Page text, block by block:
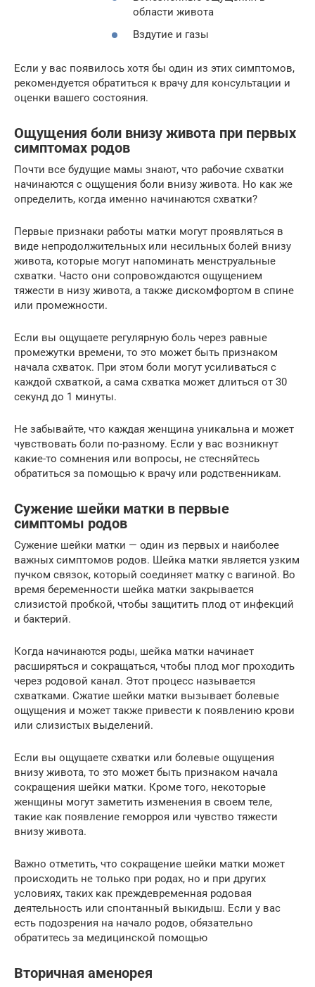
области живота
Вздутие и газы
Если у вас появилось хотя бы один из этих симптомов,
рекомендуется обратиться к врачу для консультации и
оценки вашего состояния.
Ощущения боли внизу живота при первых
симптомах родов
Почти все будущие мамы знают, что рабочие схватки
начинаются с ощущения боли внизу живота. Но как же
определить, когда именно начинаются схватки?
Первые признаки работы матки могут проявляться в
виде непродолжительных или несильных болей внизу
живота, которые могут напоминать менструальные
схватки. Часто они сопровождаются ощущением
тяжести в низу живота, а также дискомфортом в спине
или промежности.
Если вы ощущаете регулярную боль через равные
промежутки времени, то это может быть признаком
начала схваток. При этом боли могут усиливаться с
каждой схваткой, а сама схватка может длиться от 30
секунд до 1 минуты.
Не забывайте, что каждая женщина уникальна и может
чувствовать боли по-разному. Если у вас возникнут
какие-то сомнения или вопросы, не стесняйтесь
обратиться за помощью к врачу или родственникам.
Сужение шейки матки в первые
симптомы родов
Сужение шейки матки — один из первых и наиболее
важных симптомов родов. Шейка матки является узким
пучком связок, который соединяет матку с вагиной. Во
время беременности шейка матки закрывается
слизистой пробкой, чтобы защитить плод от инфекций
и бактерий.
Когда начинаются роды, шейка матки начинает
расширяться и сокращаться, чтобы плод мог проходить
через родовой канал. Этот процесс называется
схватками. Сжатие шейки матки вызывает болевые
ощущения и может также привести к появлению крови
или слизистых выделений.
Если вы ощущаете схватки или болевые ощущения
внизу живота, то это может быть признаком начала
сокращения шейки матки. Кроме того, некоторые
женщины могут заметить изменения в своем теле,
такие как появление геморроя или чувство тяжести
внизу живота.
Важно отметить, что сокращение шейки матки может
происходить не только при родах, но и при других
условиях, таких как преждевременная родовая
деятельность или спонтанный выкидыш. Если у вас
есть подозрения на начало родов, обязательно
обратитесь за медицинской помощью
Вторичная аменорея